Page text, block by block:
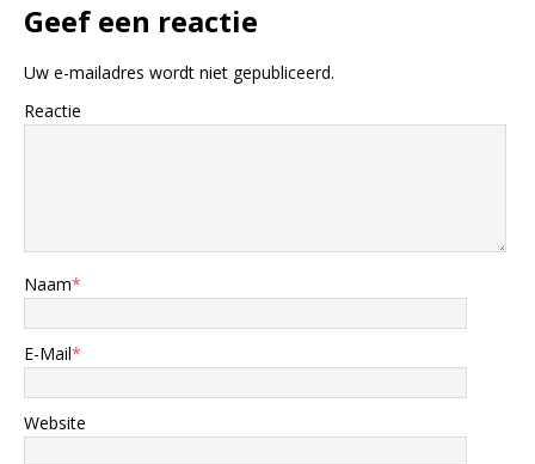
Geef een reactie
Uw e-mailadres wordt niet gepubliceerd.
Reactie
Naam*
E-Mail*
Website